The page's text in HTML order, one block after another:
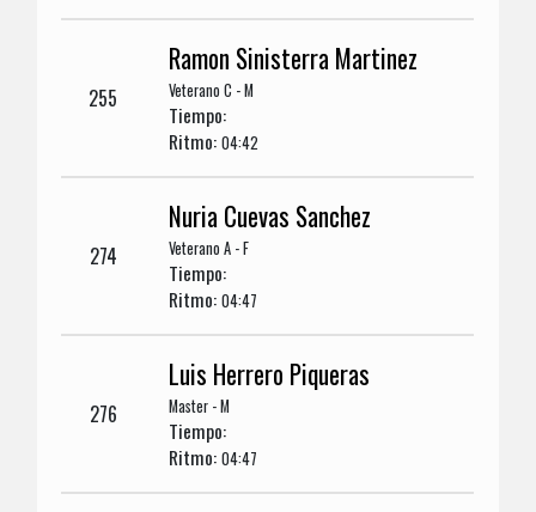
255
Ramon Sinisterra Martinez
Veterano C - M
Tiempo:
Ritmo:04:42
274
Nuria Cuevas Sanchez
Veterano A - F
Tiempo:
Ritmo:04:47
276
Luis Herrero Piqueras
Master - M
Tiempo:
Ritmo:04:47